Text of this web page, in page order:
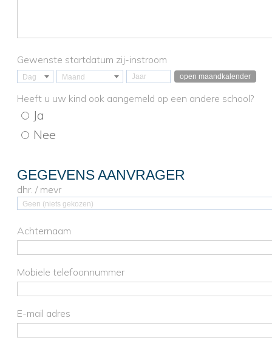
Gewenste startdatum zij-instroom
Dag Maand open maandkalender
Heeft u uw kind ook aangemeld op een andere school?
Ja
Nee
GEGEVENS AANVRAGER
dhr. / mevr
Geen (niets gekozen)
Achternaam
Mobiele telefoonnummer
E-mail adres